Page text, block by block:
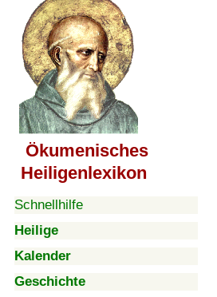
Ökumenisches
Heiligenlexikon
Schnellhilfe
Heilige
Kalender
Geschichte